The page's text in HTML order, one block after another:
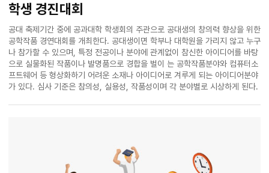
학생 경진대회
공대 축제기간 중에 공과대학 학생회의 주관으로 공대생의 창의력 향상을 위한
공학작품 경연대회를 개최한다. 공대생이면 학부나 대학원을 가리지 않고 누구
나 참가할 수 있으며, 특정 전공이나 분야에 관계없이 참신한 아이디어를 바탕
으로 실물화된 작품이나 발명품으로 경합을 벌이 는 공학작품분야와 컴퓨터소
프트웨어 등 형상화하기 어려운 소재나 아이디어로 겨루게 되는 아이디어분야
가 있다. 심사 기준은 참의성, 실용성, 작품성이며 각 분야별로 시상하게 된다.